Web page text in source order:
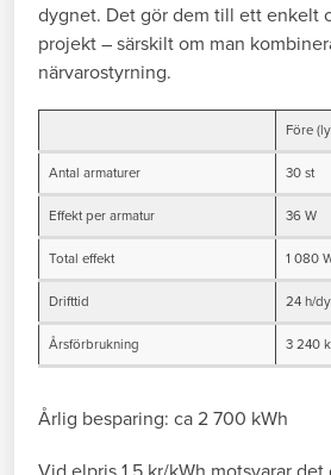
dygnet. Det gör dem till ett enkelt
projekt – särskilt om man
närvarostyrning.
Före
Antal armaturer 30 st
Effekt per armatur 36 W
Total effekt 1 080
Drifttid 24 h/
Årsförbrukning 3 240
Årlig besparing: ca 2 700 kWh